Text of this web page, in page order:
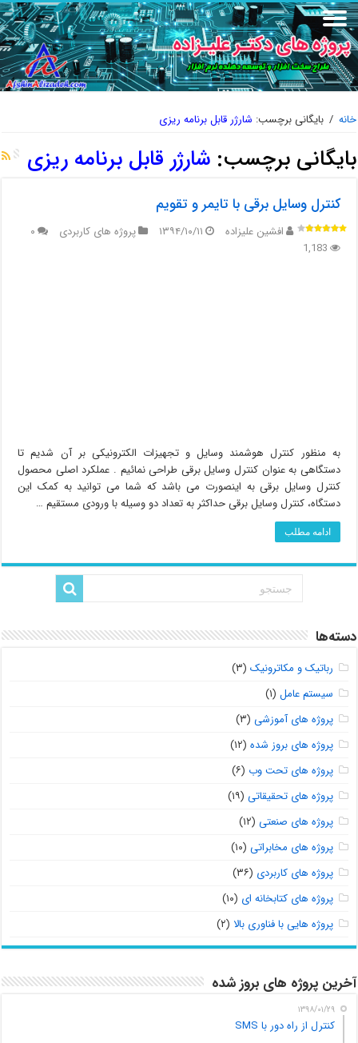
خانه / بایگانی برچسب: شارژر قابل برنامه ریزی
بایگانی برچسب:شارژر قابل برنامه ریزی
کنترل وسایل برقی با تایمر و تقویم
افشین علیزاده ۱۳۹۴/۱۰/۱۱ پروژه های کاربردی
۰
1,183
به منظور کنترل هوشمند وسایل و تجهیزات الکترونیکی بر آن شدیم تا
دستگاهی به عنوان کنترل وسایل برقی طراحی نمائیم . عملکرد اصلی محصول
کنترل وسایل برقی به اینصورت می باشد که شما می توانید به کمک این
دستگاه، کنترل وسایل برقی حداکثر به تعداد دو وسیله با ورودی مستقیم …
ادامه مطلب
دسته‌ها
رباتیک و مکاترونیک (۳)
سیستم عامل (۱)
پروژه های آموزشی (۳)
پروژه های بروز شده (۱۲)
پروژه های تحت وب (۶)
پروژه های تحقیقاتی (۱۹)
پروژه های صنعتی (۱۲)
پروژه های مخابراتی (۱۰)
پروژه های کاربردی (۳۶)
پروژه های کتابخانه ای (۱۰)
پروژه هایی با فناوری بالا (۲)
آخرین پروژه های بروز شده
۱۳۹۸/۰۱/۲۹
کنترل از راه دور با SMS